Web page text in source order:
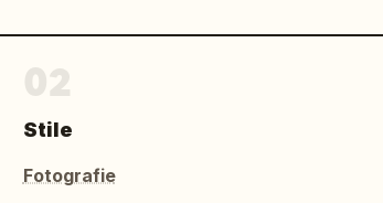
Stile
Fotografie